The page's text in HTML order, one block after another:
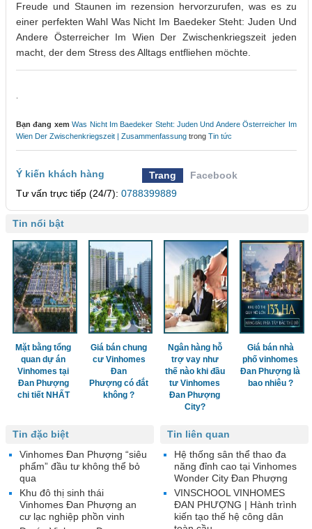
Freude und Staunen im rezension hervorzurufen, was es zu
einer perfekten Wahl Was Nicht Im Baedeker Steht: Juden Und
Andere Österreicher Im Wien Der Zwischenkriegszeit jeden
macht, der dem Stress des Alltags entfliehen möchte.
Bạn đang xem Was Nicht Im Baedeker Steht: Juden Und Andere Österreicher Im
Wien Der Zwischenkriegszeit | Zusammenfassung trong Tin tức
Ý kiến khách hàng Trang
Facebook
Tư vấn trực tiếp (24/7): 0788399889
Tin nổi bật
Mặt bằng tổng
quan dự án
Vinhomes tại
Đan Phượng
chi tiết NHẤT
Giá bán chung
cư Vinhomes
Đan
Phượng có đắt
không ?
Ngân hàng hỗ
trợ vay như
thế nào khi đầu
tư Vinhomes
Đan Phượng
City?
Giá bán nhà
phố vinhomes
Đan Phượng là
bao nhiêu ?
Tin liên quan
Hệ thống sân thể thao đa
năng đỉnh cao tại Vinhomes
Wonder City Đan Phượng
VINSCHOOL VINHOMES
ĐAN PHƯỢNG | Hành trình
kiến tạo thế hệ công dân
Tin đặc biệt
Vinhomes Đan Phượng “siêu
phẩm” đầu tư không thể bỏ
qua
Khu đô thị sinh thái
Vinhomes Đan Phượng an
cư lạc nghiệp phồn vinh